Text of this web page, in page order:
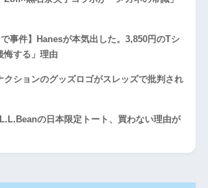
で事件】Hanesが本気出した。3,850円のTシ
悔する」理由
クションのグッズロゴがスレッズで批判され
L.L.Beanの日本限定トート、買わない理由が